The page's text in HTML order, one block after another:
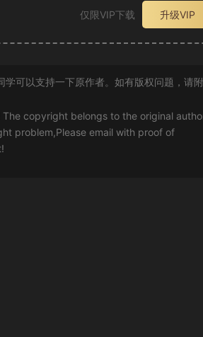
仅限VIP下载 升级VIP
可以支持一下原作者。如有版权问题，请
copyright belongs to the original
problem,Please email with proof of